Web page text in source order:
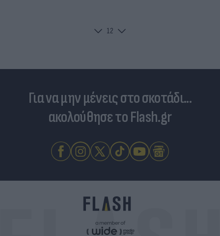
12
Για να μην μένεις στο σκοτάδι...
ακολούθησε το Flash.gr